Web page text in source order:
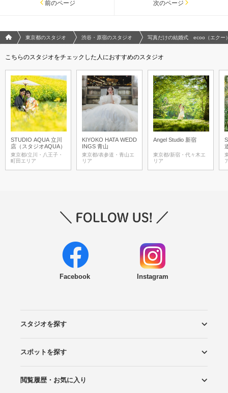
前のページ 次のページ
フォトウエディング/結婚写真のPhotorait ホーム
東京都のスタジオ 渋谷・原宿のスタジオ 写真だけの結婚式 ecoo（エクー
こちらのスタジオをチェックした人におすすめのスタジオ
STUDIO AQUA 立川
店（スタジオAQUA）
東京都/立川・八王子・
町田エリア
KIYOKO HATA WEDD
INGS 青山
東京都/表参道・青山エ
リア
Angel Studio 新宿
東京都/新宿・代々木エ
リア
Facebook Instagram
スタジオを探す
エリアから探す
こだわりから探す
NEW PHOTO STYLE
プランから探す
フォトタイプ診断
フォトグラファーから探す
国内リゾートから探す
スポットを探す
ロケーションから探す
スタジオから探す
閲覧履歴・お気に入り